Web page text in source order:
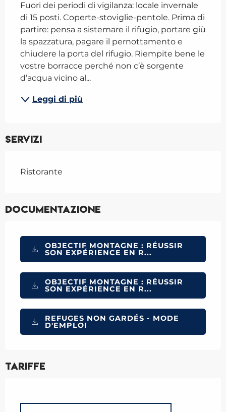
Fuori dei periodi di vigilanza: locale invernale
di 15 posti. Coperte-stoviglie-pentole. Prima di
partire: pensa a sistemare il rifugio, portare giù
la spazzatura, pagare il pernottamento e
chiudere la porta del rifugio. Riempite bene le
vostre borracce perché non c’è sorgente
d’acqua vicino al...
Leggi di più
Servizi
Ristorante
Documentazione
OBJECTIF MONTAGNE : RÉUSSIR
SON EXPÉRIENCE EN R...
OBJECTIF MONTAGNE : RÉUSSIR
SON EXPÉRIENCE EN R...
REFUGES NON GARDÉS - MODE
D'EMPLOI
Tariffe